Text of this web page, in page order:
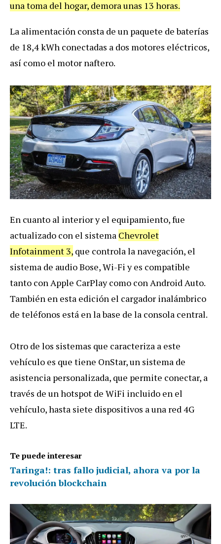
una toma del hogar, demora unas 13 horas.
La alimentación consta de un paquete de baterías
de 18,4 kWh conectadas a dos motores eléctricos,
así como el motor naftero.
En cuanto al interior y el equipamiento, fue
actualizado con el sistema Chevrolet
Infotainment 3, que controla la navegación, el
sistema de audio Bose, Wi-Fi y es compatible
tanto con Apple CarPlay como con Android Auto.
También en esta edición el cargador inalámbrico
de teléfonos está en la base de la consola central.
Otro de los sistemas que caracteriza a este
vehículo es que tiene OnStar, un sistema de
asistencia personalizada, que permite conectar, a
través de un hotspot de WiFi incluido en el
vehículo, hasta siete dispositivos a una red 4G
LTE.
Te puede interesar
Taringa!: tras fallo judicial, ahora va por la
revolución blockchain